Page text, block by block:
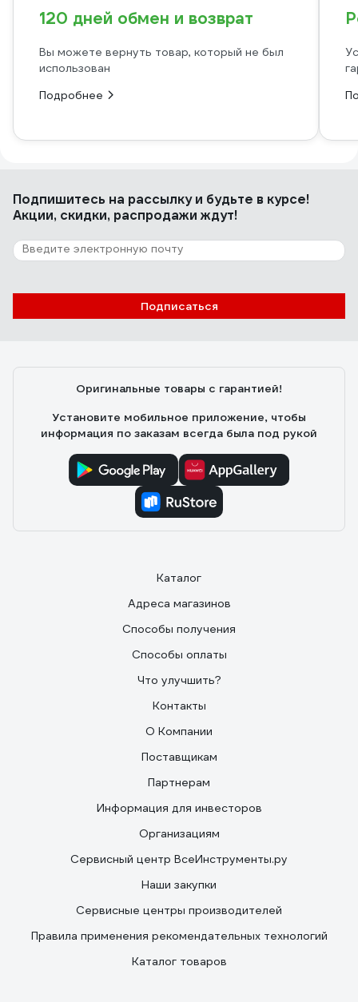
120 дней обмен и возврат
Вы можете вернуть товар, который не был
использован
Подробнее
Подпишитесь на рассылкуи будьте в курсе!
Акции, скидки, распродажи ждут!
Подписаться
Оригинальные товары с гарантией!
Установите мобильное приложение, чтобы
информация по заказам всегда была под рукой
Каталог
Адреса магазинов
Способы получения
Способы оплаты
Что улучшить?
Контакты
О Компании
Поставщикам
Партнерам
Информация для инвесторов
Организациям
Сервисный центр ВсеИнструменты.ру
Наши закупки
Сервисные центры производителей
Правила применения рекомендательных технологий
Каталог товаров